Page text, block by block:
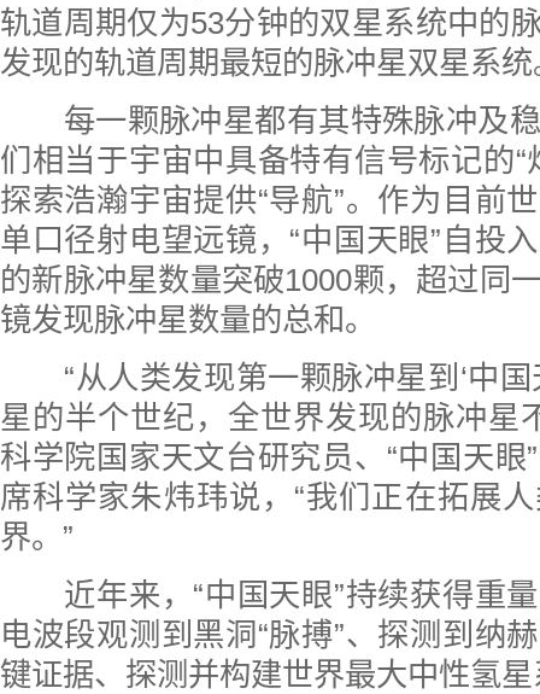
轨道周期仅为53分钟的双星系统中
发现的轨道周期最短的脉冲星双星系统
每一颗脉冲星都有其特殊脉冲及稳
们相当于宇宙中具备特有信号标记的“
探索浩瀚宇宙提供“导航”。作为目前
单口径射电望远镜，“中国天眼”自投
的新脉冲星数量突破1000颗，超过同
镜发现脉冲星数量的总和。
“从人类发现第一颗脉冲星到‘中国
星的半个世纪，全世界发现的脉冲星
科学院国家天文台研究员、“中国天眼
席科学家朱炜玮说，“我们正在拓展
界。”
近年来，“中国天眼”持续获得重量
电波段观测到黑洞“脉搏”、探测到纳
键证据、探测并构建世界最大中性氢